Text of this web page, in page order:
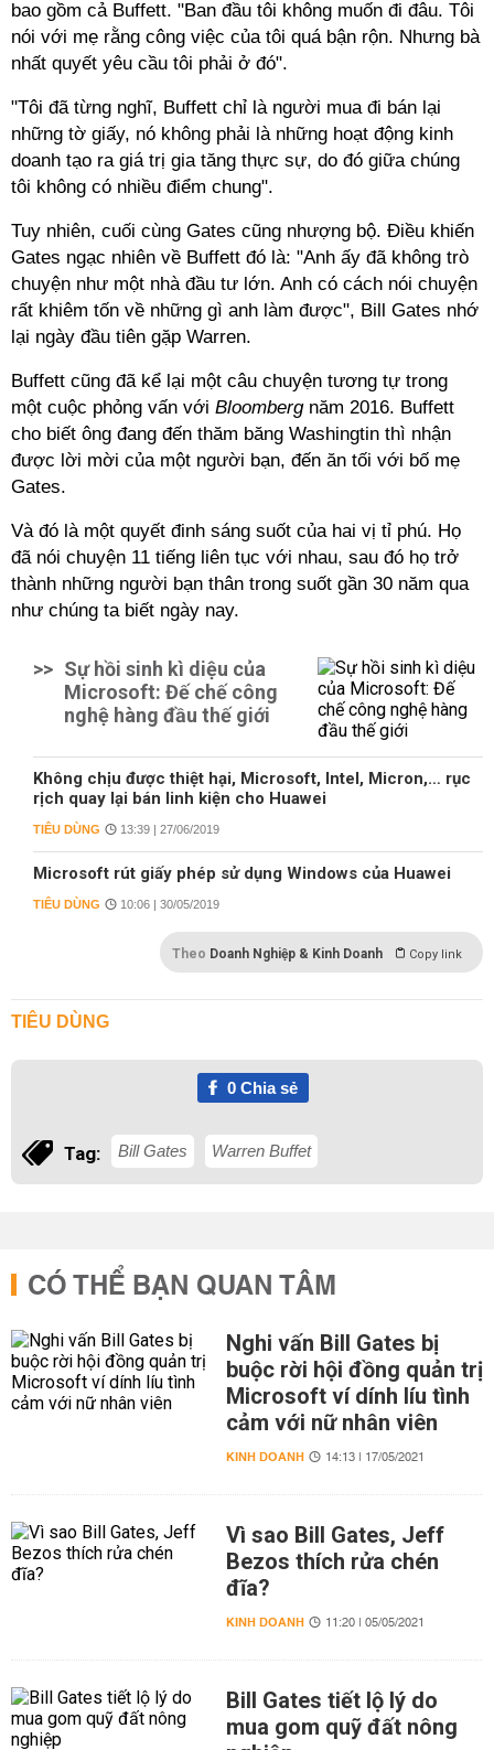
bao gồm cả Buffett. "Ban đầu tôi không muốn đi đâu. Tôi
nói với mẹ rằng công việc của tôi quá bận rộn. Nhưng bà
nhất quyết yêu cầu tôi phải ở đó".
"Tôi đã từng nghĩ, Buffett chỉ là người mua đi bán lại
những tờ giấy, nó không phải là những hoạt động kinh
doanh tạo ra giá trị gia tăng thực sự, do đó giữa chúng
tôi không có nhiều điểm chung".
Tuy nhiên, cuối cùng Gates cũng nhượng bộ. Điều khiến
Gates ngạc nhiên về Buffett đó là: "Anh ấy đã không trò
chuyện như một nhà đầu tư lớn. Anh có cách nói chuyện
rất khiêm tốn về những gì anh làm được", Bill Gates nhớ
lại ngày đầu tiên gặp Warren.
Buffett cũng đã kể lại một câu chuyện tương tự trong
một cuộc phỏng vấn với Bloomberg năm 2016. Buffett
cho biết ông đang đến thăm băng Washingtin thì nhận
được lời mời của một người bạn, đến ăn tối với bố mẹ
Gates.
Và đó là một quyết đinh sáng suốt của hai vị tỉ phú. Họ
đã nói chuyện 11 tiếng liên tục với nhau, sau đó họ trở
thành những người bạn thân trong suốt gần 30 năm qua
như chúng ta biết ngày nay.
>> Sự hồi sinh kì diệu của
Microsoft: Đế chế công
nghệ hàng đầu thế giới
Không chịu được thiệt hại, Microsoft, Intel, Micron,… rục
rịch quay lại bán linh kiện cho Huawei
TIÊU DÙNG 13:39 | 27/06/2019
Microsoft rút giấy phép sử dụng Windows của Huawei
TIÊU DÙNG 10:06 | 30/05/2019
Theo Doanh Nghiệp & Kinh Doanh Copy link
TIÊU DÙNG
0Chia sẻ
Tag: Bill Gates Warren Buffet
CÓ THỂ BẠN QUAN TÂM
Nghi vấn Bill Gates bị
buộc rời hội đồng quản trị
Microsoft ví dính líu tình
cảm với nữ nhân viên
KINH DOANH 14:13 | 17/05/2021
Vì sao Bill Gates, Jeff
Bezos thích rửa chén
đĩa?
KINH DOANH 11:20 | 05/05/2021
Bill Gates tiết lộ lý do
mua gom quỹ đất nông